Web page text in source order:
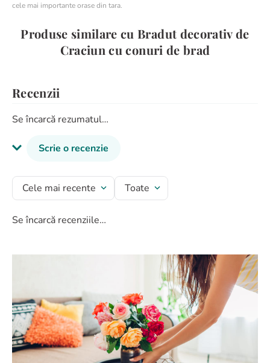
cele mai importante orase din tara.
Produse similare cu Bradut decorativ de
Craciun cu conuri de brad
Recenzii
Se încarcă rezumatul…
Scrie o recenzie
Titlu recenzie
Adresă de e-mail
Cele mai recente Toate
Se încarcă recenziile…